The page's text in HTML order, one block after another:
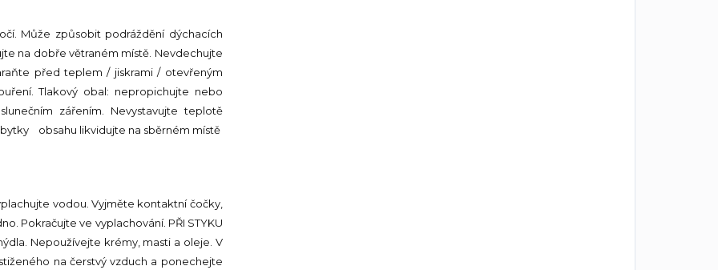
Může způsobit podráždění dýchacích
na dobře větraném místě. Nevdechujte
před teplem / jiskrami / otevřeným
Tlakový obal: nepropichujte nebo
zářením. Nevystavujte teplotě
obsahu likvidujte na sběrném místě
vodou. Vyjměte kontaktní čočky,
Pokračujte ve vyplachování. PŘI STYKU
Nepoužívejte krémy, masti a oleje. V
na čerstvý vzduch a ponechejte